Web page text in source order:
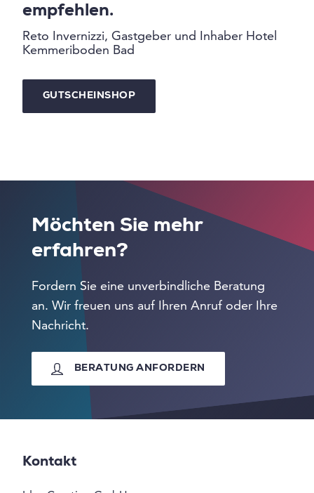
empfehlen.
Reto Invernizzi, Gastgeber und Inhaber Hotel
Kemmeriboden Bad
GUTSCHEINSHOP
Möchten Sie mehr
erfahren?
Fordern Sie eine unverbindliche Beratung
an. Wir freuen uns auf Ihren Anruf oder Ihre
Nachricht.
BERATUNG ANFORDERN
Kontakt